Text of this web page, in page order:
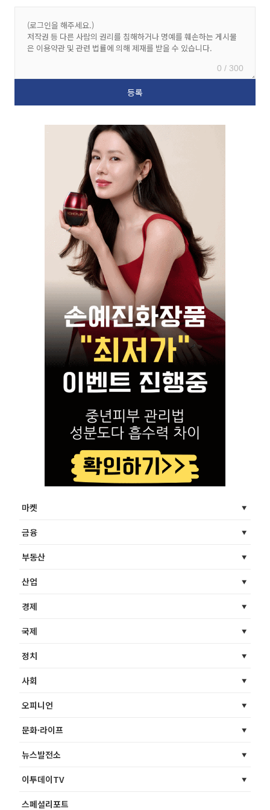
0 / 300
마켓
금융
부동산
산업
경제
국제
정치
사회
오피니언
문화·라이프
뉴스발전소
이투데이TV
스페셜리포트